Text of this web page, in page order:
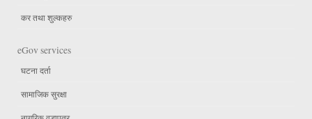
कर तथा शुल्कहरु
eGov services
घटना दर्ता
सामाजिक सुरक्षा